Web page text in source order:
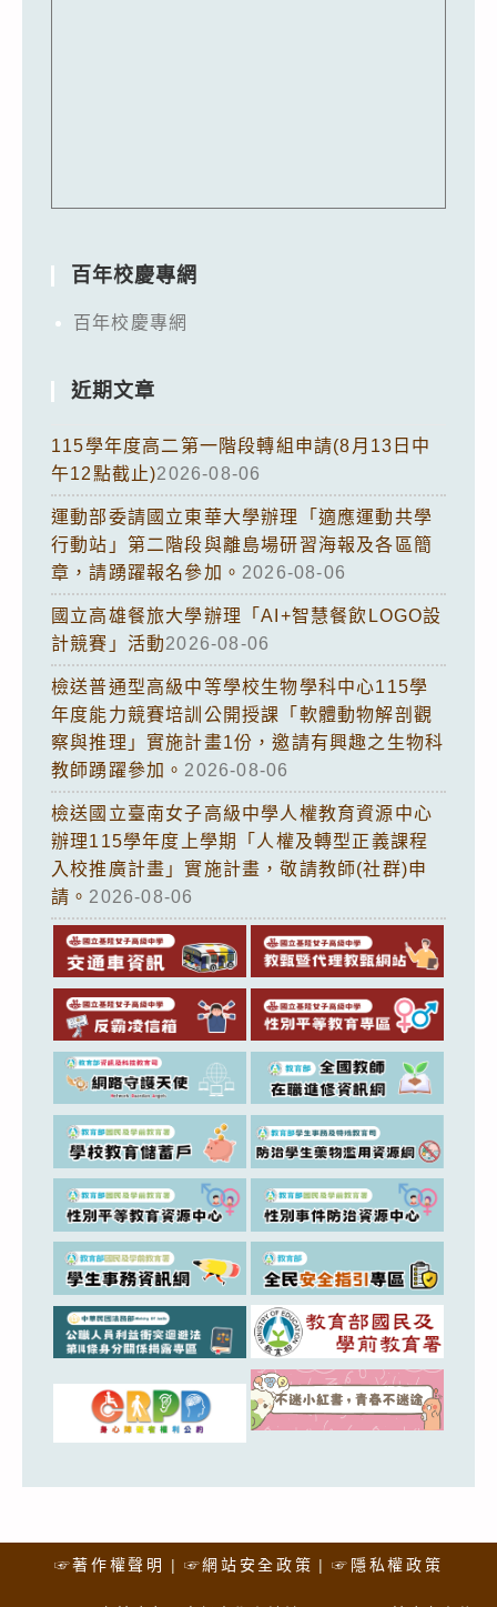
百年校慶專網
百年校慶專網
近期文章
115學年度高二第一階段轉組申請(8月13日中
午12點截止)2026-08-06
運動部委請國立東華大學辦理「適應運動共學
行動站」第二階段與離島場研習海報及各區簡
章，請踴躍報名參加。 2026-08-06
國立高雄餐旅大學辦理「AI+智慧餐飲LOGO設
計競賽」活動2026-08-06
檢送普通型高級中等學校生物學科中心115學
年度能力競賽培訓公開授課「軟體動物解剖觀
察與推理」實施計畫1份，邀請有興趣之生物科
教師踴躍參加。 2026-08-06
檢送國立臺南女子高級中學人權教育資源中心
辦理115學年度上學期「人權及轉型正義課程
入校推廣計畫」實施計畫，敬請教師(社群)申
請。 2026-08-06
☞著作權聲明 ☞網站安全政策 ☞隱私權政策